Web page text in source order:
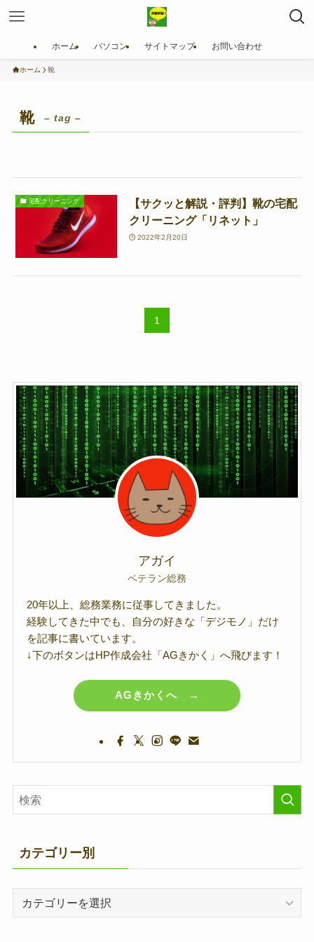
ホーム パソコン サイトマップ お問い合わせ
ホーム 靴
靴 – tag –
宅配クリーニング
【サクッと解説・評判】靴の宅配
クリーニング「リネット」
2022年2月20日
1
アガイ
ベテラン総務
20年以上、総務業務に従事してきました。
経験してきた中でも、自分の好きな「デジモノ」だけ
を記事に書いています。
↓下のボタンはHP作成会社「AGきかく」へ飛びます！
AGきかくへ →
カテゴリー別